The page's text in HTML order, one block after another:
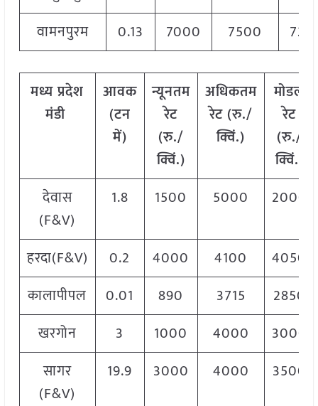
वामनपुरम
0.13 7000 7500
मध्यप्रदेश
मंडी
आवक
(टन
में)
न्यूनतम
रेट
(रु./
क्विं.)
अधिकतम
रेट (रु./
क्विं.)
मोडल
रेट
(रु./
क्विं.)
देवास
(F&V)
1.8 1500 5000 2000
हरदा(F&V) 0.2 4000 4100
4050
कालापीपल
0.01 890 3715
2850
खरगोन
3 1000 4000
3000
सागर
(F&V)
19.9 3000 4000 3500